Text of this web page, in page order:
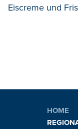
Eiscreme und
HOME